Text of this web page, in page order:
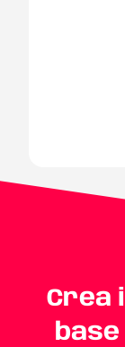
Crea